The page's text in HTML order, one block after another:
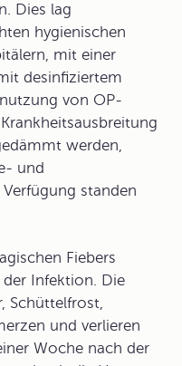
Dies lag
hygienischen
mit einer
desinfiziertem
von OP-
werden,
und
standen
Fiebers
der Infektion. Die
Schüttelfrost,
und verlieren
Woche nach der